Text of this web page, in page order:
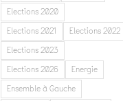
Elections 2020
Elections 2021
Elections 2022
Elections 2023
Elections 2026
Energie
Ensemble à Gauche